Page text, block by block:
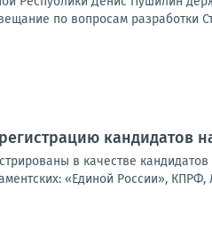
по вопросам разработки
кандидатов
в качестве
«Единой России»,